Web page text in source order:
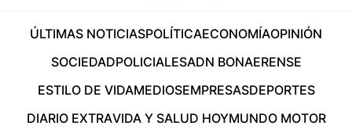
ÚLTIMAS NOTICIASPOLÍTICAECONOMÍAOPINIÓN
SOCIEDADPOLICIALESADN BONAERENSE
ESTILO DE VIDAMEDIOSEMPRESASDEPORTES
DIARIO EXTRAVIDA Y SALUD HOYMUNDO MOTOR